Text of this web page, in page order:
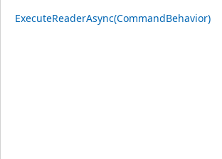
ExecuteReaderAsync(CommandBehavior)